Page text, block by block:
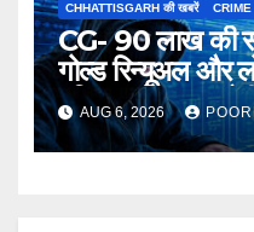
CHHATTISGARH की खबरें CRIME
CG- 90 लाख की
गोल्ड रिन्यूअल और
महिला समेत 3
AUG 6, 2026